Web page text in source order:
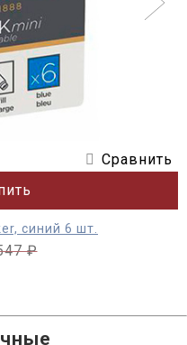
Сравнить
синий 6 шт.
₽